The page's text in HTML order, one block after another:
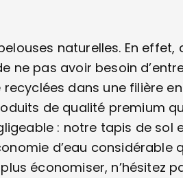
naturelles. En
pas avoir besoin
dans une filière
de qualité premium
: notre tapis de sol
d’eau considérable
économiser, n’hésitez